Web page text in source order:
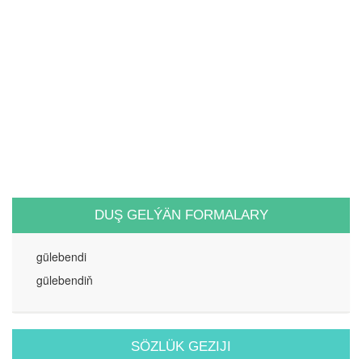
DUŞ GELÝÄN FORMALARY
gülebendi
gülebendiň
SÖZLÜK GEZIJI